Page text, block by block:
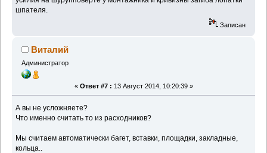
шпателя.
Записан
Виталий
Администратор
« Ответ #7 : 13 Август 2014, 10:20:39 »
А вы не усложняете?
Что именно считать то из расходников?
Мы считаем автоматически багет, вставки, площадки, закладные,
кольца..